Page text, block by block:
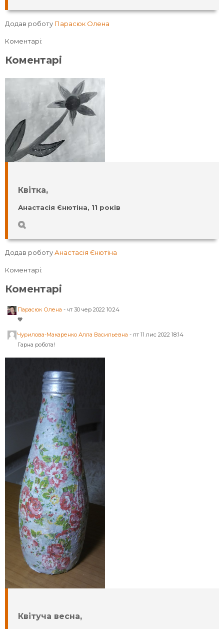
Додав роботу Парасюк Олена
Коментарі:
Коментарі
Квітка,
Анастасія Єнютіна, 11 років
Додав роботуАнастасія Єнютіна
Коментарі:
Коментарі
Парасюк Олена -чт 30 чер 2022 10:24
🧡
Чурилова-Макаренко Алла Васильевна - пт 11 лис 2022 18:14
Гарна робота!
Квітуча весна,